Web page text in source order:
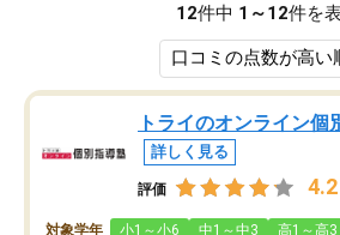
12件中 1～12件を
トライのオンライン個
詳しく見る
評価 4.2
対象学年 小1～小6 中1～中3 高1～高3